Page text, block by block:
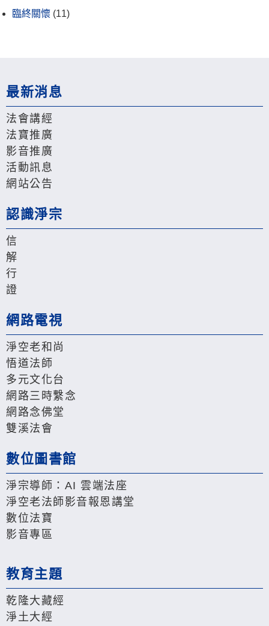
臨終關懷 (11)
最新消息
法會講經
法寶推廣
影音推廣
活動訊息
網站公告
認識淨宗
信
解
行
證
網路電視
淨空老和尚
悟道法師
多元文化台
網路三時繫念
網路念佛堂
雙溪法會
數位圖書館
淨宗導師：AI 雲端法座
淨空老法師影音報恩講堂
數位法寶
影音專區
教育主題
乾隆大藏經
淨土大經